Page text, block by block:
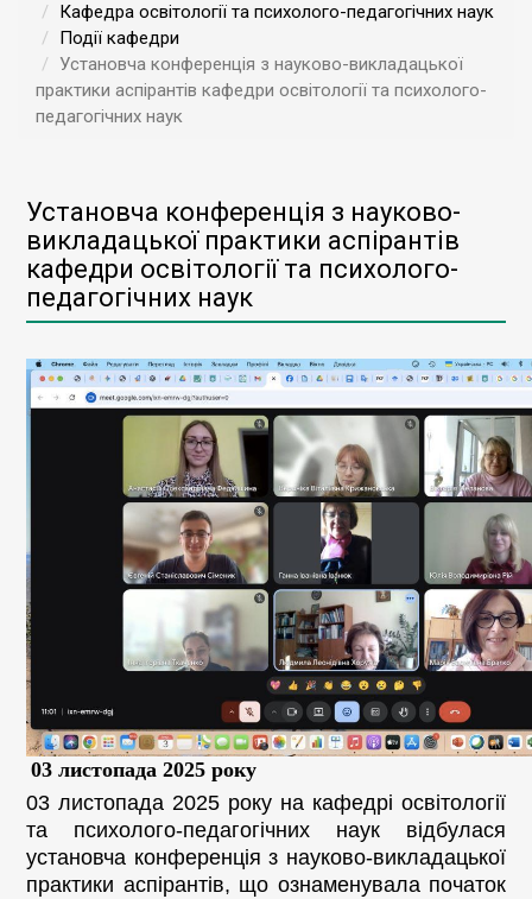
Кафедра освітології та психолого-педагогічних наук
Події кафедри
Установча конференція з науково-викладацької
практики аспірантів кафедри освітології та психолого-
педагогічних наук
Установча конференція з науково-
викладацької практики аспірантів
кафедри освітології та психолого-
педагогічних наук
03 листопада 2025 року
03 листопада 2025 року на кафедрі освітології
та психолого-педагогічних наук відбулася
установча конференція з науково-викладацької
практики аспірантів, що ознаменувала початок